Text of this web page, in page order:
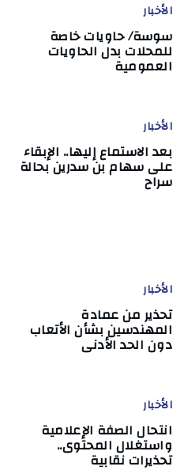
الأخبار
سوسة/ حاويات خاصة
للمحلات بدل الحاويات
العمومية
الأخبار
بعد الاستماع إليها.. الإبقاء
على سهام بن سدرين بحالة
سراح
الأخبار
تحذير من عمادة
المهندسين بشأن الأتعاب
دون الحد الأدنى
الأخبار
انتحال الصفة الإعلامية
واستغلال المحتوى..
تحذيرات نقابية